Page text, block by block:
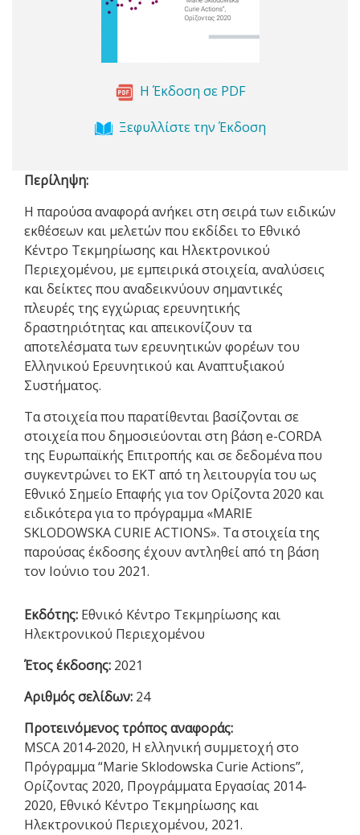
Η Έκδοση σε PDF
Ξεφυλλίστε την Έκδοση
Περίληψη:
Η παρούσα αναφορά ανήκει στη σειρά των ειδικών
εκθέσεων και μελετών που εκδίδει το Εθνικό
Κέντρο Τεκμηρίωσης και Ηλεκτρονικού
Περιεχομένου, με εμπειρικά στοιχεία, αναλύσεις
και δείκτες που αναδεικνύουν σημαντικές
πλευρές της εγχώριας ερευνητικής
δραστηριότητας και απεικονίζουν τα
αποτελέσματα των ερευνητικών φορέων του
Ελληνικού Ερευνητικού και Αναπτυξιακού
Συστήματος.
Τα στοιχεία που παρατίθενται βασίζονται σε
στοιχεία που δημοσιεύονται στη βάση e-CORDA
της Ευρωπαϊκής Επιτροπής και σε δεδομένα που
συγκεντρώνει το ΕΚΤ από τη λειτουργία του ως
Εθνικό Σημείο Επαφής για τον Ορίζοντα 2020 και
ειδικότερα για το πρόγραμμα «MARIE
SKLODOWSKA CURIE ACTIONS». Τα στοιχεία της
παρούσας έκδοσης έχουν αντληθεί από τη βάση
τον Ιούνιο του 2021.
Εκδότης: Εθνικό Κέντρο Τεκμηρίωσης και
Ηλεκτρονικού Περιεχομένου
Έτος έκδοσης: 2021
Αριθμός σελίδων: 24
Προτεινόμενος τρόπος αναφοράς:
MSCA 2014-2020, Η ελληνική συμμετοχή στο
Πρόγραμμα “Marie Sklodowska Curie Actions”,
Ορίζοντας 2020, Προγράμματα Εργασίας 2014-
2020, Εθνικό Κέντρο Τεκμηρίωσης και
Ηλεκτρονικού Περιεχομένου, 2021.